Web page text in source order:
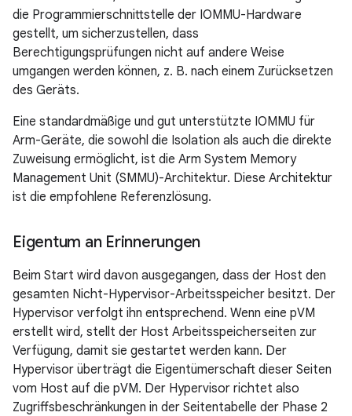
die Programmierschnittstelle der IOMMU-Hardware
gestellt, um sicherzustellen, dass
Berechtigungsprüfungen nicht auf andere Weise
umgangen werden können, z. B. nach einem Zurücksetzen
des Geräts.
Eine standardmäßige und gut unterstützte IOMMU für
Arm-Geräte, die sowohl die Isolation als auch die direkte
Zuweisung ermöglicht, ist die Arm System Memory
Management Unit (SMMU)-Architektur. Diese Architektur
ist die empfohlene Referenzlösung.
Eigentum an Erinnerungen
Beim Start wird davon ausgegangen, dass der Host den
gesamten Nicht-Hypervisor-Arbeitsspeicher besitzt. Der
Hypervisor verfolgt ihn entsprechend. Wenn eine pVM
erstellt wird, stellt der Host Arbeitsspeicherseiten zur
Verfügung, damit sie gestartet werden kann. Der
Hypervisor überträgt die Eigentümerschaft dieser Seiten
vom Host auf die pVM. Der Hypervisor richtet also
Zugriffsbeschränkungen in der Seitentabelle der Phase 2